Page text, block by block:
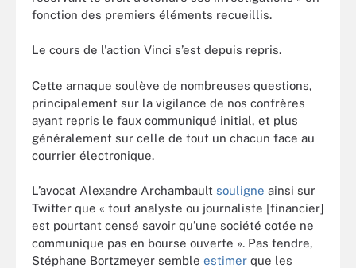
fonction des premiers éléments recueillis.
Le cours de l'action Vinci s’est depuis repris.
Cette arnaque soulève de nombreuses questions,
principalement sur la vigilance de nos confrères
ayant repris le faux communiqué initial, et plus
généralement sur celle de tout un chacun face au
courrier électronique.
L’avocat Alexandre Archambault souligne ainsi sur
Twitter que « tout analyste ou journaliste [financier]
est pourtant censé savoir qu’une société cotée ne
communique pas en bourse ouverte ». Pas tendre,
Stéphane Bortzmeyer semble estimer que les